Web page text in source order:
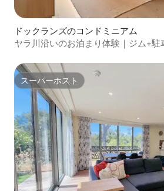
ドックランズのコンドミニアム
ヤラ川沿いのお泊まり体験｜ジム+駐
スーパーホスト
スーパーホスト